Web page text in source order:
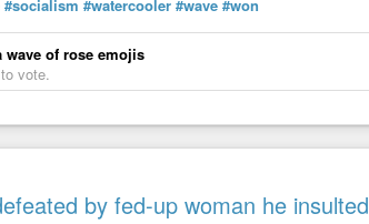
#socialism #watercooler #wave #won
of rose emojis
vote.
by fed-up woman he insulted